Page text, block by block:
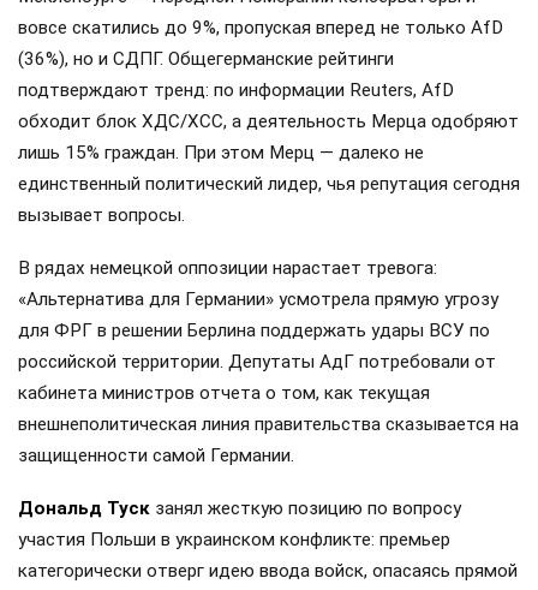
вовсе скатились до 9%, пропуская вперед не только AfD
(36%), но и СДПГ. Общегерманские рейтинги
подтверждают тренд: по информации Reuters, AfD
обходит блок ХДС/ХСС, а деятельность Мерца одобряют
лишь 15% граждан. При этом Мерц — далеко не
единственный политический лидер, чья репутация сегодня
вызывает вопросы.
В рядах немецкой оппозиции нарастает тревога:
«Альтернатива для Германии» усмотрела прямую угрозу
для ФРГ в решении Берлина поддержать удары ВСУ по
российской территории. Депутаты АдГ потребовали от
кабинета министров отчета о том, как текущая
внешнеполитическая линия правительства сказывается на
защищенности самой Германии.
Дональд Туск занял жесткую позицию по вопросу
участия Польши в украинском конфликте: премьер
категорически отверг идею ввода войск, опасаясь прямой